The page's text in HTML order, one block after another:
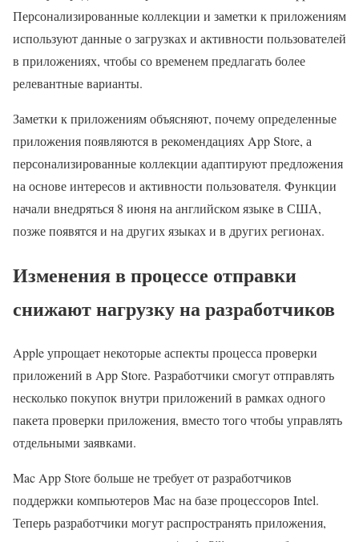
Персонализированные коллекции и заметки к приложениям
используют данные о загрузках и активности пользователей
в приложениях, чтобы со временем предлагать более
релевантные варианты.
Заметки к приложениям объясняют, почему определенные
приложения появляются в рекомендациях App Store, а
персонализированные коллекции адаптируют предложения
на основе интересов и активности пользователя. Функции
начали внедряться 8 июня на английском языке в США,
позже появятся и на других языках и в других регионах.
Изменения в процессе отправки
снижают нагрузку на разработчиков
Apple упрощает некоторые аспекты процесса проверки
приложений в App Store. Разработчики смогут отправлять
несколько покупок внутри приложений в рамках одного
пакета проверки приложения, вместо того чтобы управлять
отдельными заявками.
Mac App Store больше не требует от разработчиков
поддержки компьютеров Mac на базе процессоров Intel.
Теперь разработчики могут распространять приложения,